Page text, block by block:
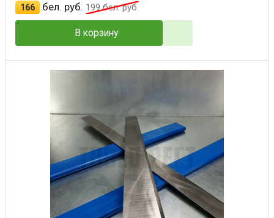
166
бел. руб. 199бел. руб.
В корзину